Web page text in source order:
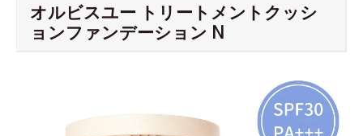
オルビスユー トリートメントクッシ
ョンファンデーション N